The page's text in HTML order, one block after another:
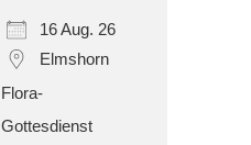
16 Aug. 26
Elmshorn
Flora-
Gottesdienst